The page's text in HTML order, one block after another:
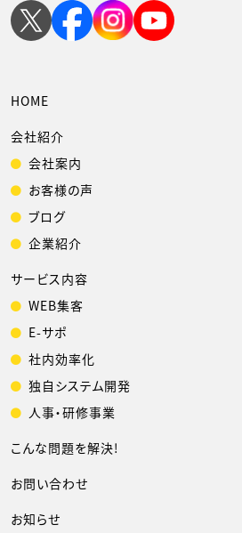
HOME
会社紹介
会社案内
お客様の声
ブログ
企業紹介
サービス内容
WEB集客
E-サポ
社内効率化
独自システム開発
人事・研修事業
こんな問題を解決!
お問い合わせ
お知らせ